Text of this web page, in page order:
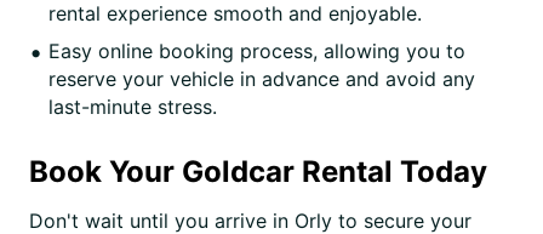
rental experience smooth and enjoyable.
Easy online booking process, allowing you to
reserve your vehicle in advance and avoid any
last-minute stress.
Book Your Goldcar Rental Today
Don't wait until you arrive in Orly to secure your